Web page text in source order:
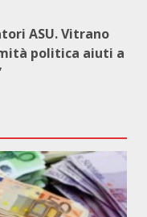
ASU. Vitrano
politica aiuti a